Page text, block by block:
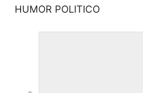
HUMOR POLITICO